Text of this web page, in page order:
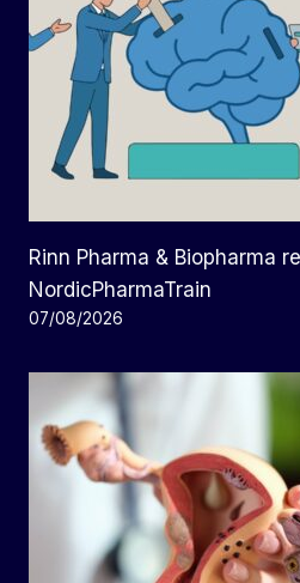
Rinn Pharma & Biopharma
NordicPharmaTrain
07/08/2026